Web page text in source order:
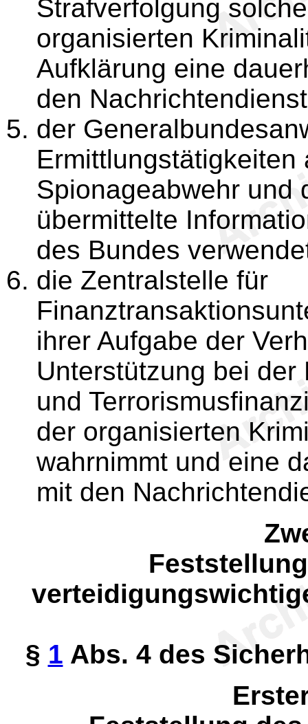
Strafverfolgung
organisierten
Aufklärung eine
den
der
Ermittlungstätigkeiten
Spionageabwehr und
übermittelte
des Bundes
die Zentralstelle für
ihrer Aufgabe der
Unterstützung bei
und
der organisierten
wahrnimmt und eine
mit den
§ 1 Abs. 4 des